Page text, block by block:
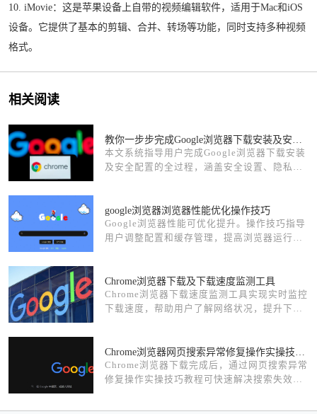
10. iMovie：这是苹果设备上自带的视频编辑软件，适用于Mac和iOS
设备。它提供了基本的剪辑、合并、转场等功能，同时支持多种视频
格式。
相关阅读
本文系统指导用户完成Google浏览器下载安装
及安全配置的全过程，涵盖安全设置、隐私保
google浏览器浏览器性能优化操作技巧
Google浏览器性能可优化提升。操作技巧指导
用户调整配置和缓存管理，提高浏览器运行效
Chrome浏览器下载及下载速度监测工具
Chrome浏览器下载速度监测工具实现实时监控
下载速度，帮助用户了解网络状况，提升下载
Chrome浏览器下载完成后，通过网页搜索异常
修复操作实操技巧教程可快速解决搜索失效问